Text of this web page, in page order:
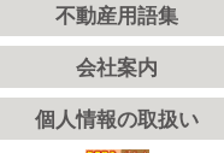
不動産用語集
会社案内
個人情報の取扱い